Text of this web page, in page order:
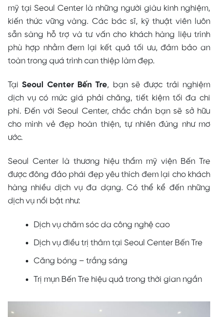
mỹ tại Seoul Center là những người giàu kinh nghiệm,
kiến thức vững vàng. Các bác sĩ, kỹ thuật viên luôn
sẵn sàng hỗ trợ và tư vấn cho khách hàng liệu trình
phù hợp nhằm đem lại kết quả tối ưu, đảm bảo an
toàn trong quá trình can thiệp làm đẹp.
TạiSeoul Center Bến Tre, bạn sẽ được trải nghiệm
dịch vụ có mức giá phải chăng, tiết kiệm tối đa chi
phí. Đến với Seoul Center, chắc chắn bạn sẽ sở hữu
cho mình vẻ đẹp hoàn thiện, tự nhiên đúng như mơ
ước.
Seoul Center là thương hiệu thẩm mỹ viện Bến Tre
được đông đảo phái đẹp yêu thích đem lại cho khách
hàng nhiều dịch vụ đa dạng. Có thể kể đến những
dịch vụ nổi bật như:
Dịch vụ chăm sóc da công nghệ cao
Dịch vụ điều trị thâm tại Seoul Center Bến Tre
Căng bóng – trắng sáng
Trị mụn Bến Tre hiệu quả trong thời gian ngắn